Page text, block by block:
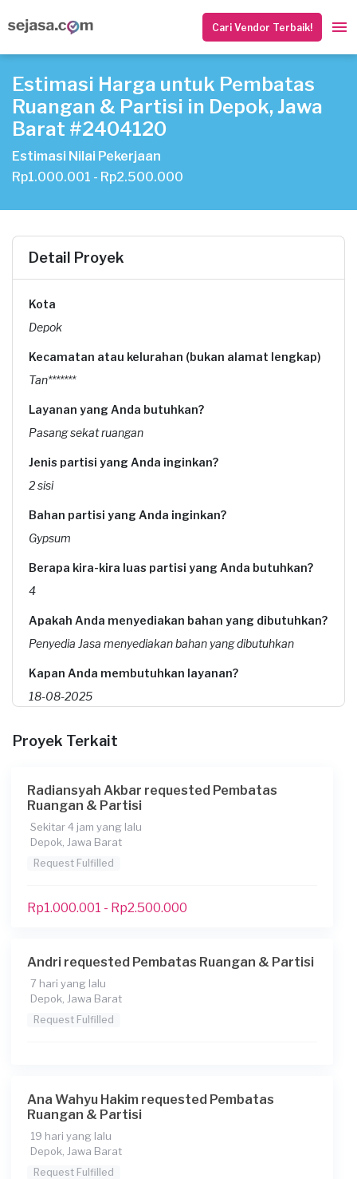
Cari Vendor Terbaik!
Estimasi Harga untuk Pembatas
Ruangan & Partisi in Depok, Jawa
Barat #2404120
Estimasi Nilai Pekerjaan
Rp1.000.001 - Rp2.500.000
Detail Proyek
Kota
Depok
Kecamatan atau kelurahan (bukan alamat lengkap)
Tan*******
Layanan yang Anda butuhkan?
Pasang sekat ruangan
Jenis partisi yang Anda inginkan?
2 sisi
Bahan partisi yang Anda inginkan?
Gypsum
Berapa kira-kira luas partisi yang Anda butuhkan?
4
Apakah Anda menyediakan bahan yang dibutuhkan?
Penyedia Jasa menyediakan bahan yang dibutuhkan
Kapan Anda membutuhkan layanan?
18-08-2025
Proyek Terkait
Radiansyah Akbar requested Pembatas
Ruangan & Partisi
Sekitar 4 jam yang lalu
Depok, Jawa Barat
Request Fulfilled
Rp1.000.001 - Rp2.500.000
Andri requested Pembatas Ruangan & Partisi
7 hari yang lalu
Depok, Jawa Barat
Request Fulfilled
Ana Wahyu Hakim requested Pembatas
Ruangan & Partisi
19 hari yang lalu
Depok, Jawa Barat
Request Fulfilled